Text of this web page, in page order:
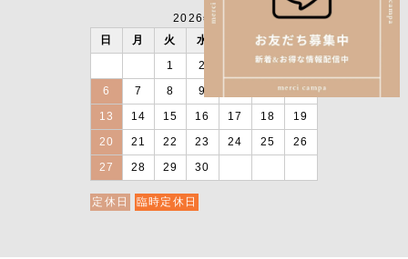
2026年9月
日
月 火 水 金
土
1
2 4
5
6
7 8 9
12
13
14 15 16 17 18
19
20
21 22 23 24 25
26
27
28 29 30
定休日 臨時定休日